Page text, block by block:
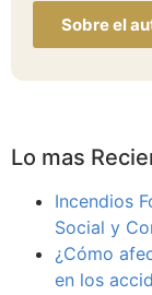
Sobre el
Lo mas
Incendios
Social y
¿Cómo
en los